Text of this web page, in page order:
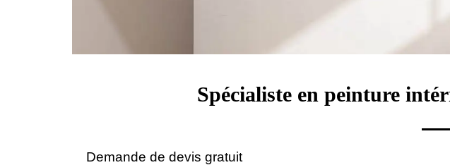
Spécialiste en peinture
Demande de devis gratuit